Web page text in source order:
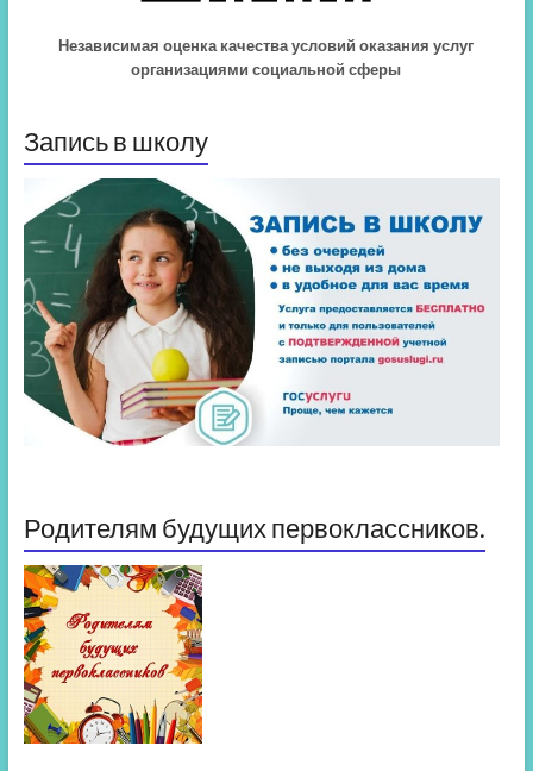
Независимая оценка качества условий оказания услуг
организациями социальной сферы
Запись в школу
Родителям будущих первоклассников.